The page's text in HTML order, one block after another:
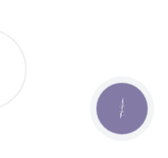
КНОПКА
ЗВ'ЯЗКУ